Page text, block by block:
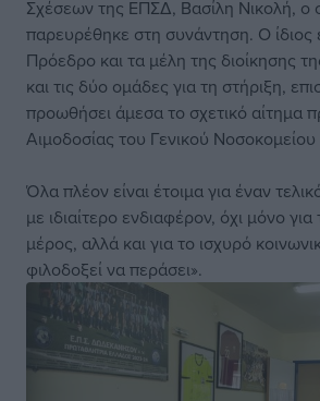
Σχέσεων της ΕΠΣΔ, Βασίλη Νικολή, ο
παρευρέθηκε στη συνάντηση. Ο ίδιος
Πρόεδρο και τα μέλη της διοίκησης
και τις δύο ομάδες για τη στήριξη,
προωθήσει άμεσα το σχετικό αίτημα
Αιμοδοσίας του Γενικού
Όλα πλέον είναι έτοιμα για έναν
με ιδιαίτερο ενδιαφέρον, όχι μόνο
μέρος, αλλά και για το ισχυρό
φιλοδοξεί να περάσει».